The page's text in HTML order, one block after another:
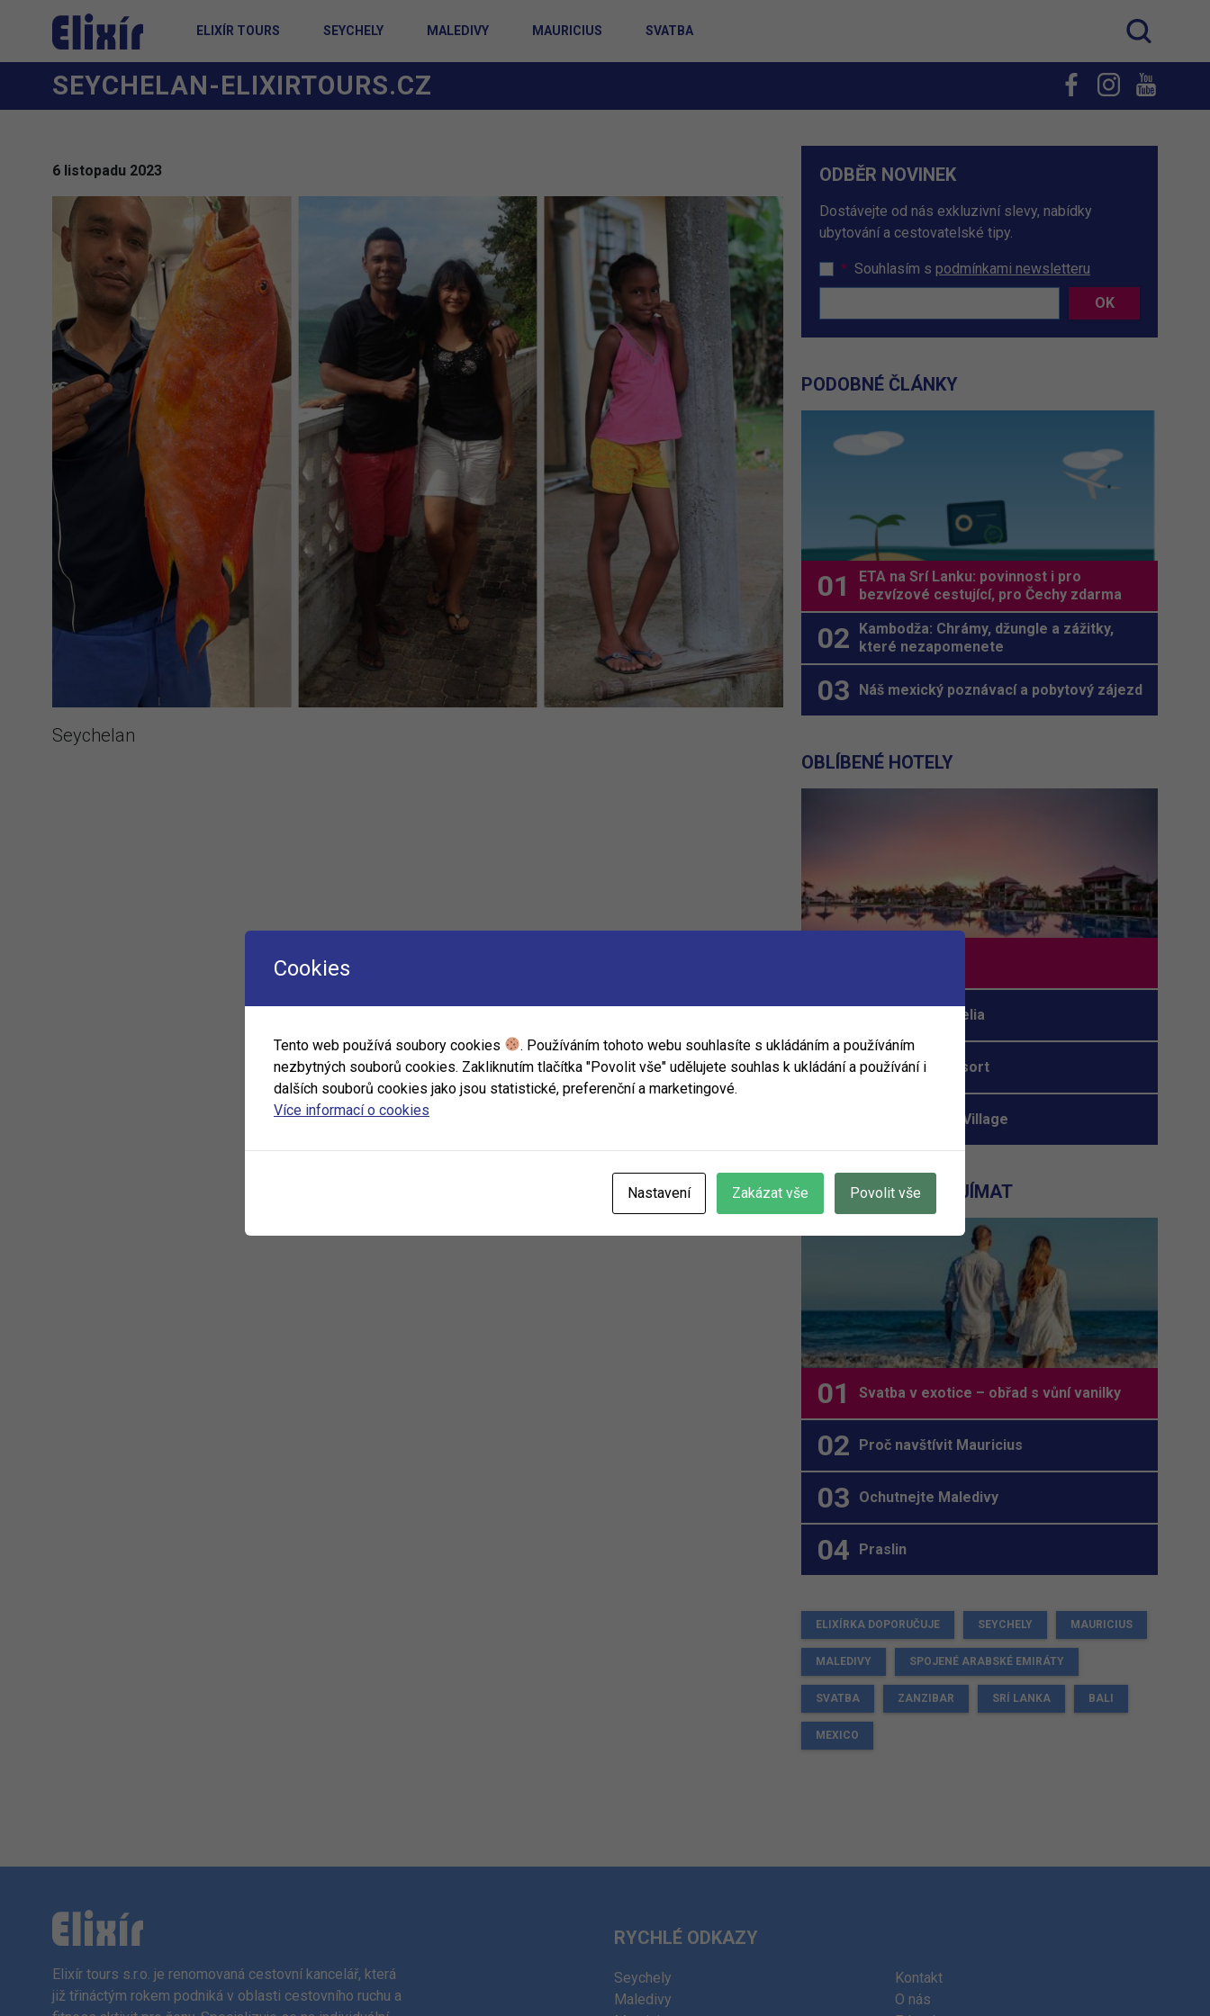
ELIXÍR TOURS SEYCHELY MALEDIVY MAURICIUS SVATBA
SEYCHELAN-ELIXIRTOURS.CZ
6 listopadu 2023
Seychelan
ODBĚR NOVINEK
Dostávejte od nás exkluzivní slevy, nabídky
ubytování a cestovatelské tipy.
* Souhlasím s podmínkami newsletteru
OK
PODOBNÉ ČLÁNKY
ETA na Srí Lanku: povinnost i pro
bezvízové cestující, pro Čechy zdarma
Kambodža: Chrámy, džungle a zážitky,
které nezapomenete
Náš mexický poznávací a pobytový zájezd
OBLÍBENÉ HOTELY
Constance Ephelia
Royal Island Resort
Hotel Patatran Village
MOHLO BY VÁS ZAJÍMAT
Svatba v exotice – obřad s vůní vanilky
Proč navštívit Mauricius
Ochutnejte Maledivy
Praslin
ELIXÍRKA DOPORUČUJE SEYCHELY MAURICIUS
MALEDIVY SPOJENÉ ARABSKÉ EMIRÁTY
SVATBA ZANZIBAR SRÍ LANKA BALI
MEXICO
Elixír tours s.r.o. je renomovaná cestovní kancelář, která
již třináctým rokem podniká v oblasti cestovního ruchu a
RYCHLÉ ODKAZY
Seychely
Maledivy
Kontakt
O nás
Cookies
Tento web používá soubory cookies
. Používáním tohoto webu souhlasíte s ukládáním a používáním
nezbytných souborů cookies. Zakliknutím tlačítka "Povolit vše" udělujete souhlas k ukládání a používání i
dalších souborů cookies jako jsou statistické, preferenční a marketingové.
Více informací o cookies
Nastavení Zakázat vše Povolit vše